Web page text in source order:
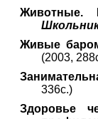
Живые
(2003,
336с.)
Здоровье